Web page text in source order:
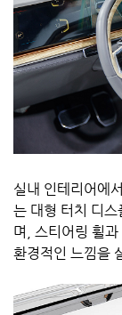
실내 인테리어에
는 대형 터치 디스
며, 스티어링 휠
환경적인 느낌을